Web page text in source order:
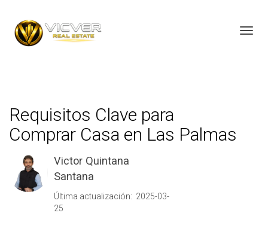
Requisitos Clave para
Comprar Casa en Las Palmas
Victor Quintana
Santana
Última actualización: 2025-03-
25